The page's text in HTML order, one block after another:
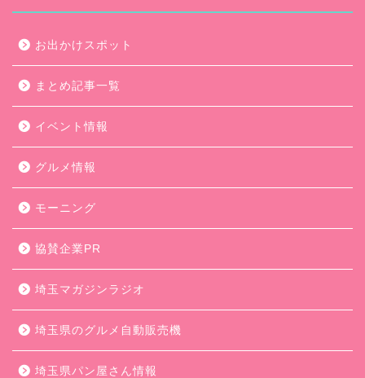
お出かけスポット
まとめ記事一覧
イベント情報
グルメ情報
モーニング
協賛企業PR
埼玉マガジンラジオ
埼玉県のグルメ自動販売機
埼玉県パン屋さん情報